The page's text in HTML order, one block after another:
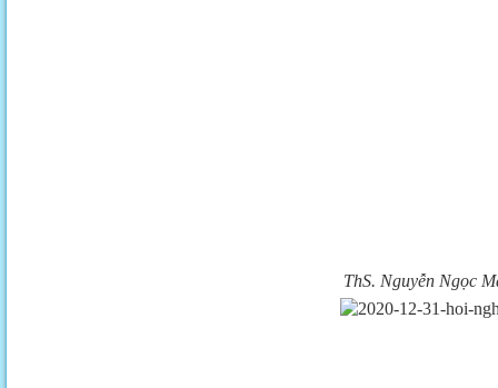
ThS. Nguyễn Ngọc